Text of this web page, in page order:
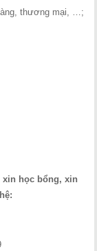
thương mại, …;
học bổng, xin